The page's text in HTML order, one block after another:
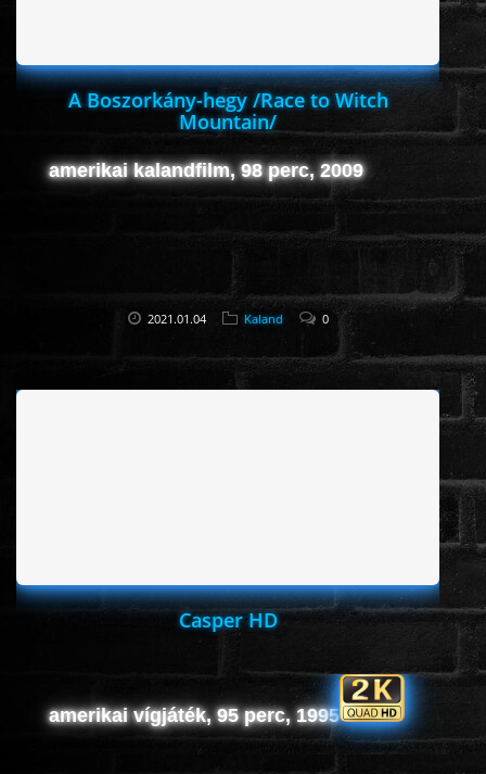
A Boszorkány-hegy /Race to Witch
Mountain/
amerikai kalandfilm, 98 perc, 2009
2021.01.04 Kaland 0
Casper HD
amerikai vígjáték, 95 perc, 1995